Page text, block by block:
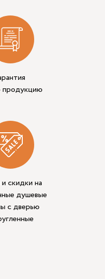
продукцию
скидки на
душевые
с дверью